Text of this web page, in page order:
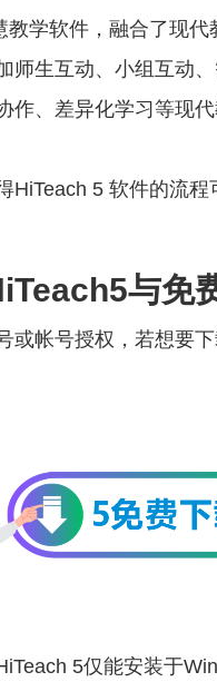
教学软件，融合了现
师生互动、小组互动
、差异化学习等现代
5 软件的流程
与免
或帐号授权，若想要
5仅能安装于